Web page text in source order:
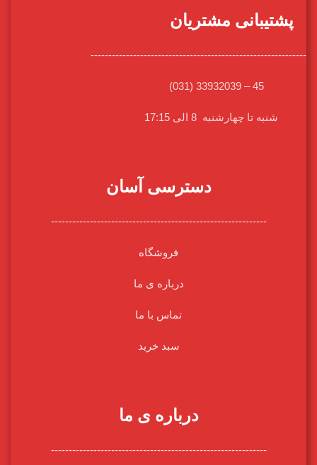
پشتیبانی مشتریان
-------------------------------------------------------------
شنبه تا چهارشنبه 8 الی 17:15
دسترسی آسان
-------------------------------------------------------------
فروشگاه
درباره ی ما
تماس با ما
سبد خرید
درباره ی ما
-------------------------------------------------------------